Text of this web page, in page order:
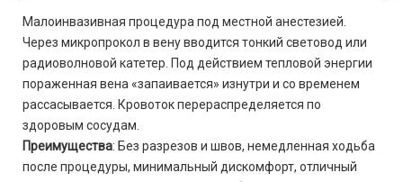
Малоинвазивная процедура под местной анестезией.
Через микропрокол в вену вводится тонкий световод или
радиоволновой катетер. Под действием тепловой энергии
пораженная вена «запаивается» изнутри и со временем
рассасывается. Кровоток перераспределяется по
здоровым сосудам.
Преимущества: Без разрезов и швов, немедленная ходьба
после процедуры, минимальный дискомфорт, отличный